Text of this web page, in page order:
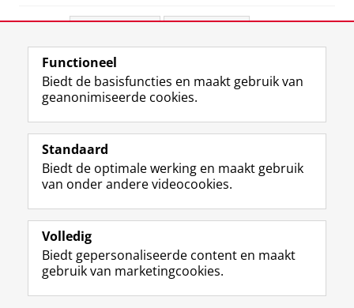
View this page in:English
Volg de RUG
F
a
e
b
o
p
a
i
L
i
k
e
I
-
p
g
R
S
-
f
e
R
k
I
n
t
r
m
c
Y
o
T
e
k
a
Studiekiezers
Alumni
Over ons
Functioneel
Biedt de basisfuncties en maakt gebruik van
geanonimiseerde cookies.
Standaard
Biedt de optimale werking en maakt gebruik
van onder andere videocookies.
Volledig
Biedt gepersonaliseerde content en maakt
gebruik van marketingcookies.